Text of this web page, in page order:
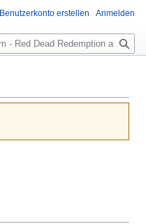
Benutzerkonto erstellen Anmelden